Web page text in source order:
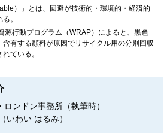
）」とは、回避が技術的・環境的・経済的
。
源行動プログラム（WRAP）によると、黒色
含有する顔料が原因でリサイクル用の分別回収
ている。
ロンドン事務所（執筆時）
いわい はるみ）